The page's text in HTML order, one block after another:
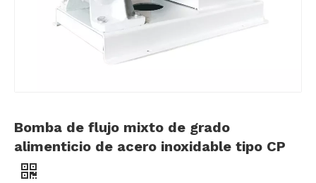
Bomba de flujo mixto de grado
alimenticio de acero inoxidable tipo CP